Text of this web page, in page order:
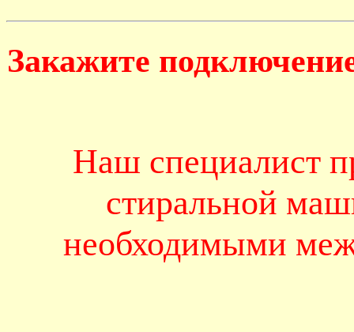
Закажите
Наш специалист
стиральной
необходимыми